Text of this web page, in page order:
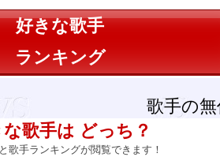
好きな歌手
ランキング
歌手の
歌手は どっち？
歌手ランキングが閲覧できます！